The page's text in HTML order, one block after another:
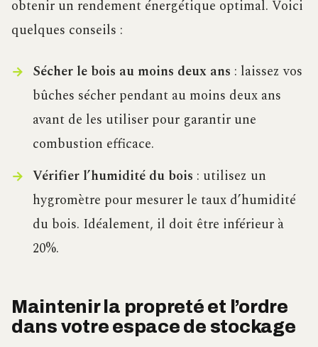
obtenir un rendement énergétique optimal. Voici
quelques conseils :
Sécher le bois au moins deux ans : laissez vos
bûches sécher pendant au moins deux ans
avant de les utiliser pour garantir une
combustion efficace.
Vérifier l’humidité du bois : utilisez un
hygromètre pour mesurer le taux d’humidité
du bois. Idéalement, il doit être inférieur à
20%.
Maintenir la propreté et l’ordre
dans votre espace de stockage